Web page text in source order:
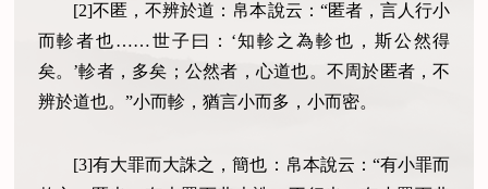
[2]不匿，不辨於道：帛本說云：“匿者，言人行小
而軫者也……世子曰：‘知軫之為軫也，斯公然得
矣。’軫者，多矣；公然者，心道也。不周於匿者，不
辨於道也。”小而軫，猶言小而多，小而密。
[3]有大罪而大誅之，簡也：帛本說云：“有小罪而